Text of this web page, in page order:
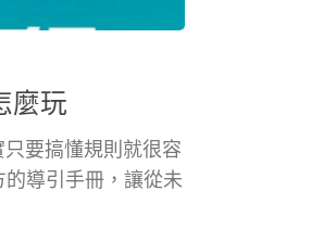
麼玩
要搞懂規則就很容
導引手冊，讓從未